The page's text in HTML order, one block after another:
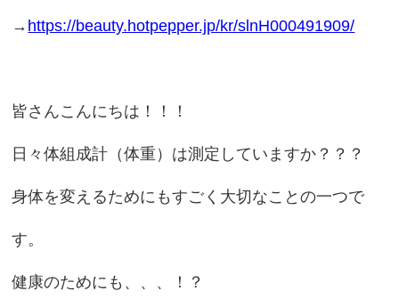
→ https://beauty.hotpepper.jp/kr/slnH000491909/
皆さんこんにちは！！！
日々体組成計（体重）は測定していますか？？？
身体を変えるためにもすごく大切なことの一つで
す。
健康のためにも、、、！？